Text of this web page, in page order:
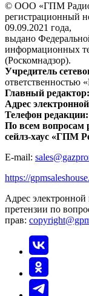
© ООО «ГПМ
регистрационный
09.09.2021 года,
выдано
информационных
(Роскомнадзор).
Учредитель
ответственностью
Главный редактор:
Адрес
Телефон редакции:
По всем вопросам
сейлз-хаус «ГПМ
E-mail:
https://
Адрес электронной
претензии по
прав: